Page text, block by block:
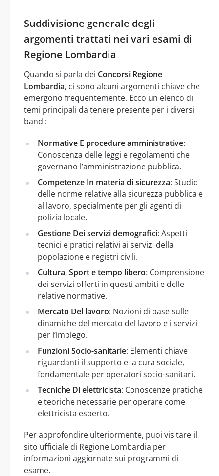
Suddivisione generale degli
argomenti trattati nei vari esami di
Regione Lombardia
Quando si parla dei Concorsi Regione
Lombardia, ci sono alcuni argomenti chiave che
emergono frequentemente. Ecco un elenco di
temi principali da tenere presente per i diversi
bandi:
Normative E procedure amministrative:
Conoscenza delle leggi e regolamenti che
governano l’amministrazione pubblica.
Competenze In materia di sicurezza: Studio
delle norme relative alla sicurezza pubblica e
al lavoro, specialmente per gli agenti di
polizia locale.
Gestione Dei servizi demografici: Aspetti
tecnici e pratici relativi ai servizi della
popolazione e registri civili.
Cultura, Sport e tempo libero: Comprensione
dei servizi offerti in questi ambiti e delle
relative normative.
Mercato Del lavoro: Nozioni di base sulle
dinamiche del mercato del lavoro e i servizi
per l’impiego.
Funzioni Socio-sanitarie: Elementi chiave
riguardanti il supporto e la cura sociale,
fondamentale per operatori socio-sanitari.
Tecniche Di elettricista: Conoscenze pratiche
e teoriche necessarie per operare come
elettricista esperto.
Per approfondire ulteriormente, puoi visitare il
sito ufficiale di Regione Lombardia per
informazioni aggiornate sui programmi di
esame.